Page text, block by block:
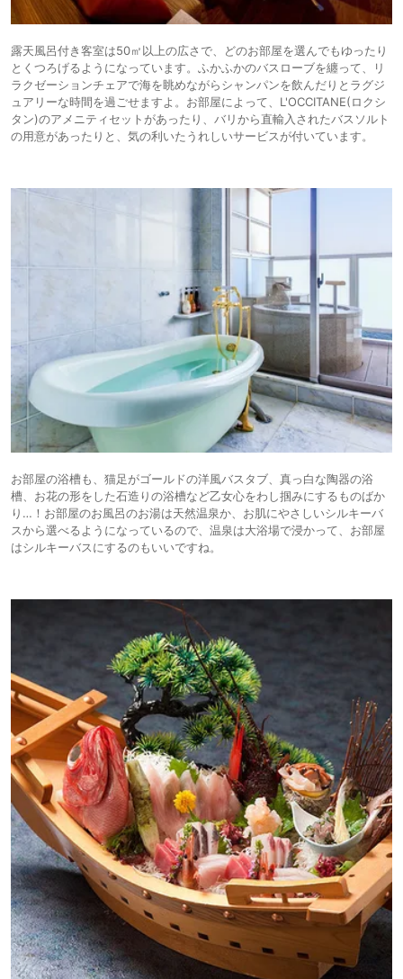
露天風呂付き客室は50㎡以上の広さで、どのお部屋を選んでもゆったり
とくつろげるようになっています。ふかふかのバスローブを纏って、リ
ラクゼーションチェアで海を眺めながらシャンパンを飲んだりとラグジ
ュアリーな時間を過ごせますよ。お部屋によって、L'OCCITANE(ロクシ
タン)のアメニティセットがあったり、バリから直輸入されたバスソルト
の用意があったりと、気の利いたうれしいサービスが付いています。
お部屋の浴槽も、猫足がゴールドの洋風バスタブ、真っ白な陶器の浴
槽、お花の形をした石造りの浴槽など乙女心をわし掴みにするものばか
り…！お部屋のお風呂のお湯は天然温泉か、お肌にやさしいシルキーバ
スから選べるようになっているので、温泉は大浴場で浸かって、お部屋
はシルキーバスにするのもいいですね。